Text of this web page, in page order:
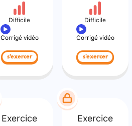
Difficile
Corrigé vidéo
s'exercer
Difficile
Corrigé vidéo
s'exercer
Exercice Exercice